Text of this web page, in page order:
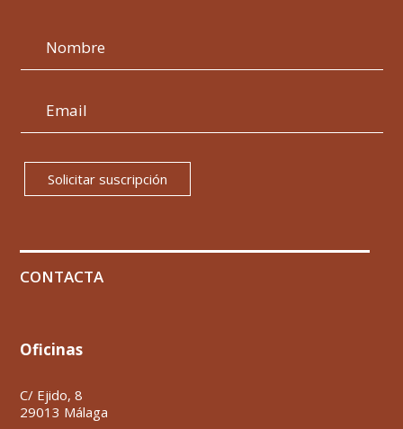
Solicitar suscripción
CONTACTA
Oficinas
C/ Ejido, 8
29013 Málaga